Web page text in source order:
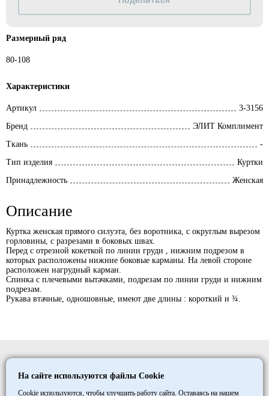
Размерный ряд
80-108
Характеристики
Артикул
3-3156
Бренд
ЭЛИТ Комплимент
Ткань
-
Тип изделия
Куртки
Принадлежность
Женская
Описание
Куртка женская прямого силуэта, без воротника, с округлым вырезом
горловины, с разрезами в боковых швах.
Перед с отрезной кокеткой по линии груди , нижним подрезом в
которых расположены нижние боковые карманы. На левой стороне
расположен нагрудный карман.
Спинка с плечевыми вытачками, подрезам по линии груди и нижним
подрезам.
Рукава втачные, одношовные, имеют две длины : короткий и ¾.
©1997- 2026
ООО «ТД «МАКСИМУМ»
На сайте используются файлы Cookie
Cookie используются, чтобы улучшить работу сайта. Оставаясь на нашем